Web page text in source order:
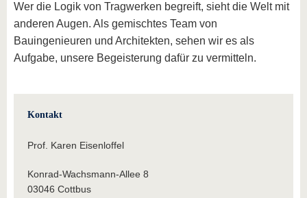
Wer die Logik von Tragwerken begreift, sieht die Welt mit
anderen Augen. Als gemischtes Team von
Bauingenieuren und Architekten, sehen wir es als
Aufgabe, unsere Begeisterung dafür zu vermitteln.
Kontakt
Prof. Karen Eisenloffel
Konrad-Wachsmann-Allee 8
03046 Cottbus